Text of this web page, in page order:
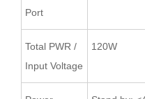
Port
Total PWR /
Input Voltage
120W